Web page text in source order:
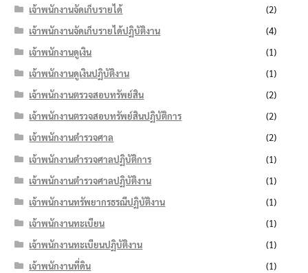
เจ้าพนักงานจัดเก็บรายได้
(2)
เจ้าพนักงานจัดเก็บรายได้ปฏิบัติงาน
(4)
เจ้าพนักงานดูเงิน
(1)
เจ้าพนักงานดูเงินปฏิบัติงาน
(1)
เจ้าพนักงานตรวจสอบทรัพย์สิน
(2)
เจ้าพนักงานตรวจสอบทรัพย์สินปฏิบัติการ
(2)
เจ้าพนักงานตำรวจศาล
(2)
เจ้าพนักงานตำรวจศาลปฏิบัติการ
(1)
เจ้าพนักงานตำรวจศาลปฏิบัติงาน
(1)
เจ้าพนักงานทรัพยากรธรณีปฏิบัติงาน
(1)
เจ้าพนักงานทะเบียน
(1)
เจ้าพนักงานทะเบียนปฏิบัติงาน
(1)
เจ้าพนักงานที่ดิน
(1)